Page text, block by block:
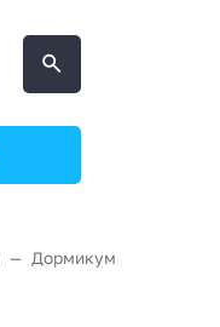
Дормикум